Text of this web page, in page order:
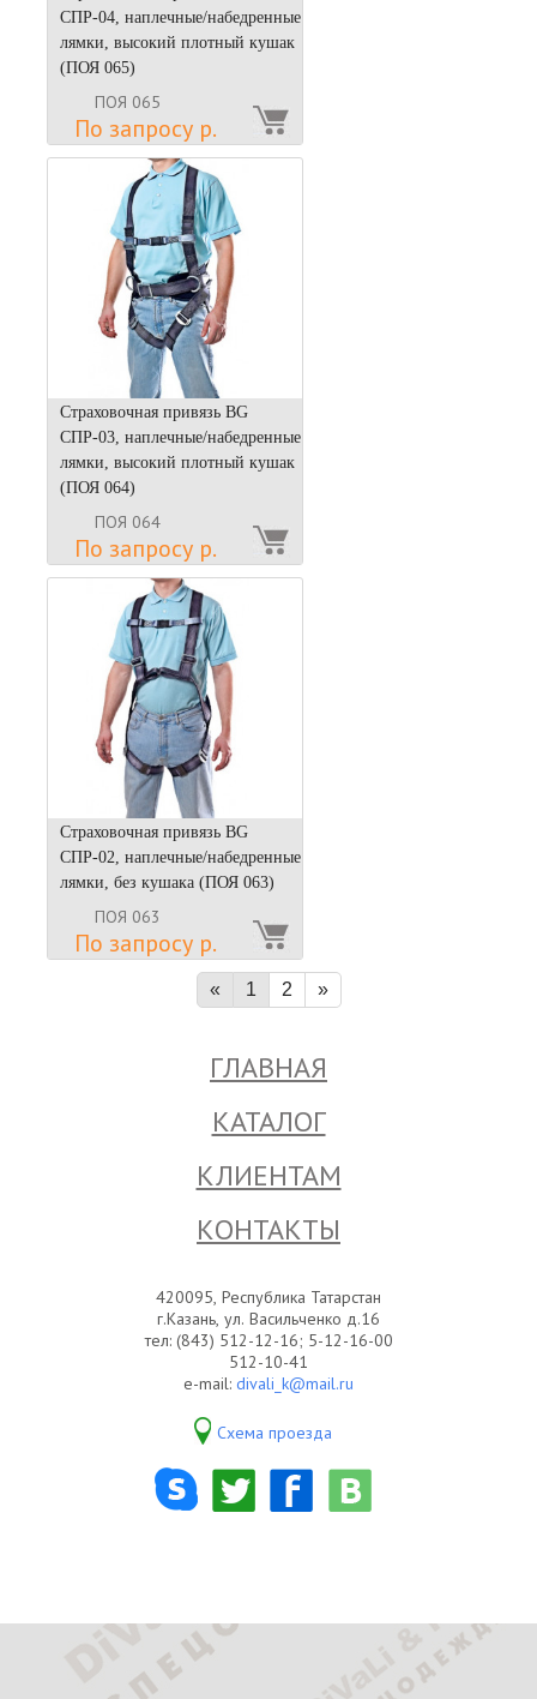
СПР-04, наплечные/набедренные
лямки, высокий плотный кушак
(ПОЯ 065)
ПОЯ 065
По запросу р.
Страховочная привязь BG
СПР-03, наплечные/набедренные
лямки, высокий плотный кушак
(ПОЯ 064)
ПОЯ 064
По запросу р.
Страховочная привязь BG
СПР-02, наплечные/набедренные
лямки, без кушака (ПОЯ 063)
ПОЯ 063
По запросу р.
« 1 2 »
ГЛАВНАЯ
КАТАЛОГ
КЛИЕНТАМ
КОНТАКТЫ
420095, Республика Татарстан
г.Казань, ул. Васильченко д.16
тел: (843) 512-12-16; 5-12-16-00
512-10-41
e-mail: divali_k@mail.ru
Схема проезда